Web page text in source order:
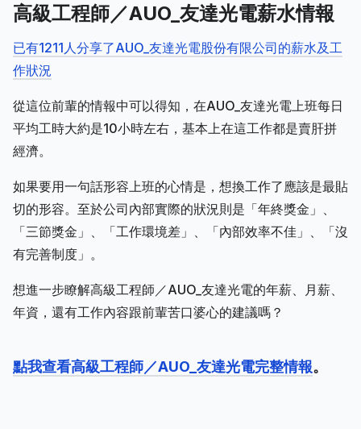
高級工程師／AUO_友達光電薪水情報
已有1211人分享了AUO_友達光電股份有限公司的薪水及工
作狀況
從這位前輩的情報中可以得知，在AUO_友達光電上班每日
平均工時大約是10小時左右，基本上在這工作都是賣肝拼
經濟。
如果要用一句話形容上班的心情是，想換工作了應該是最貼
切的形容。至於公司內部實際的狀況則是「年終獎金」、
「三節獎金」、「工作環境差」、「內部效率不佳」、「沒
有完善制度」。
想進一步瞭解高級工程師／AUO_友達光電的年薪、月薪、
年資，還有工作內容跟前輩苦口婆心的建議嗎？
點我查看高級工程師／AUO_友達光電完整情報。